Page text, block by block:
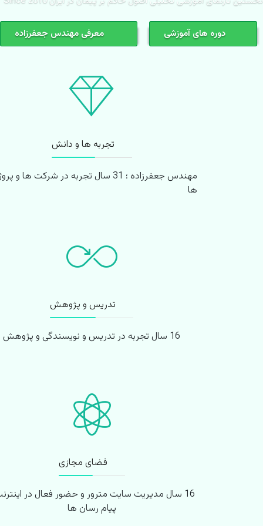
دوره های آموزشی معرفی مهندس جعفرزاده
تجربه ها و دانش
مهندس جعفرزاده ؛ 31 سال تجربه در شرکت ها و
ها
تدریس و پژوهش
16 سال تجربه در تدریس و نویسندگی و پژوهش
فضای مجازی
16 سال مدیریت سایت مترور و حضور فعال در
پیام رسان ها